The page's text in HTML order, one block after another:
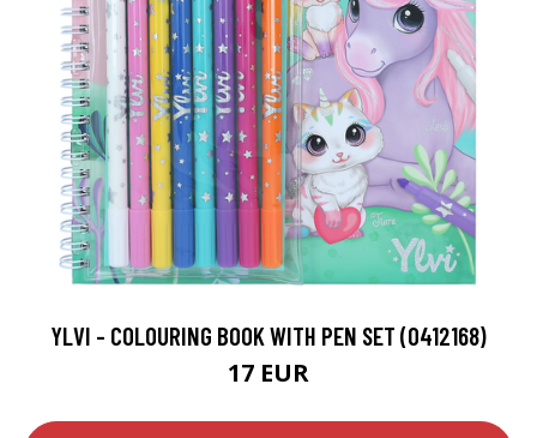
YLVI - COLOURING BOOK WITH PEN SET (0412168)
17 EUR